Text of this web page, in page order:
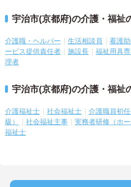
宇治市(京都府)の介護・福祉
介護職・ヘルパー 生活相談員 看護
ービス提供責任者
施設長 福祉用具
理者
宇治市(京都府)の介護・福祉
介護福祉士 社会福祉士
介護職員初
級）
社会福祉主事 実務者研修（ホー
福祉士